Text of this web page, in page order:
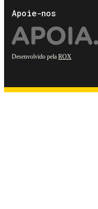
Apoie-nos
Desenvolvido pela ROX